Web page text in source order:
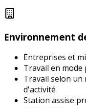
Environnement
Entreprises et
Travail en
Travail selon un
d'activité
Station assise